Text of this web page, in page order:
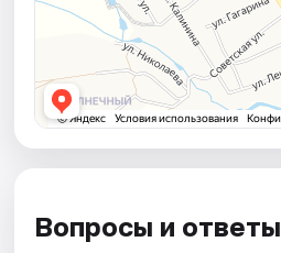
Вопросы и ответы